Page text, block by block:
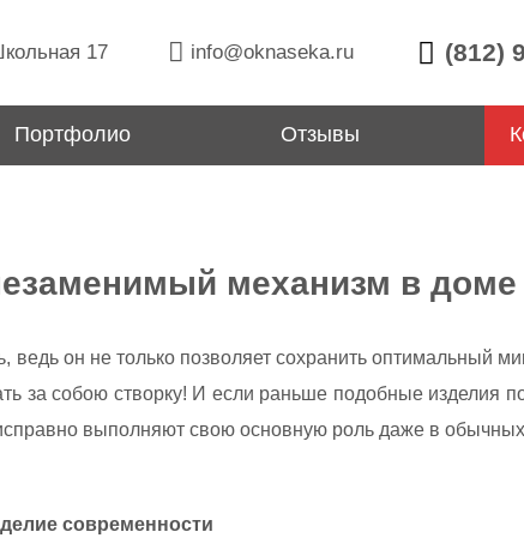
17 info@oknaseka.ru (812)
Портфолио Отзывы
механизм в доме
ведь он не только позволяет сохранить оптимальный
за собою створку! И если раньше подобные изделия
выполняют свою основную роль даже в обычных
современности